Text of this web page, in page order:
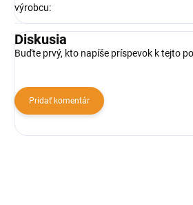
výrobcu:
Diskusia
Buďte prvý, kto napíše príspevok k tejto
Pridať komentár